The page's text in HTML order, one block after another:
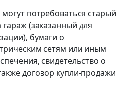
потребоваться старый
(заказанный для
бумаги о
сетям или иным
свидетельство о
договор купли-продажи